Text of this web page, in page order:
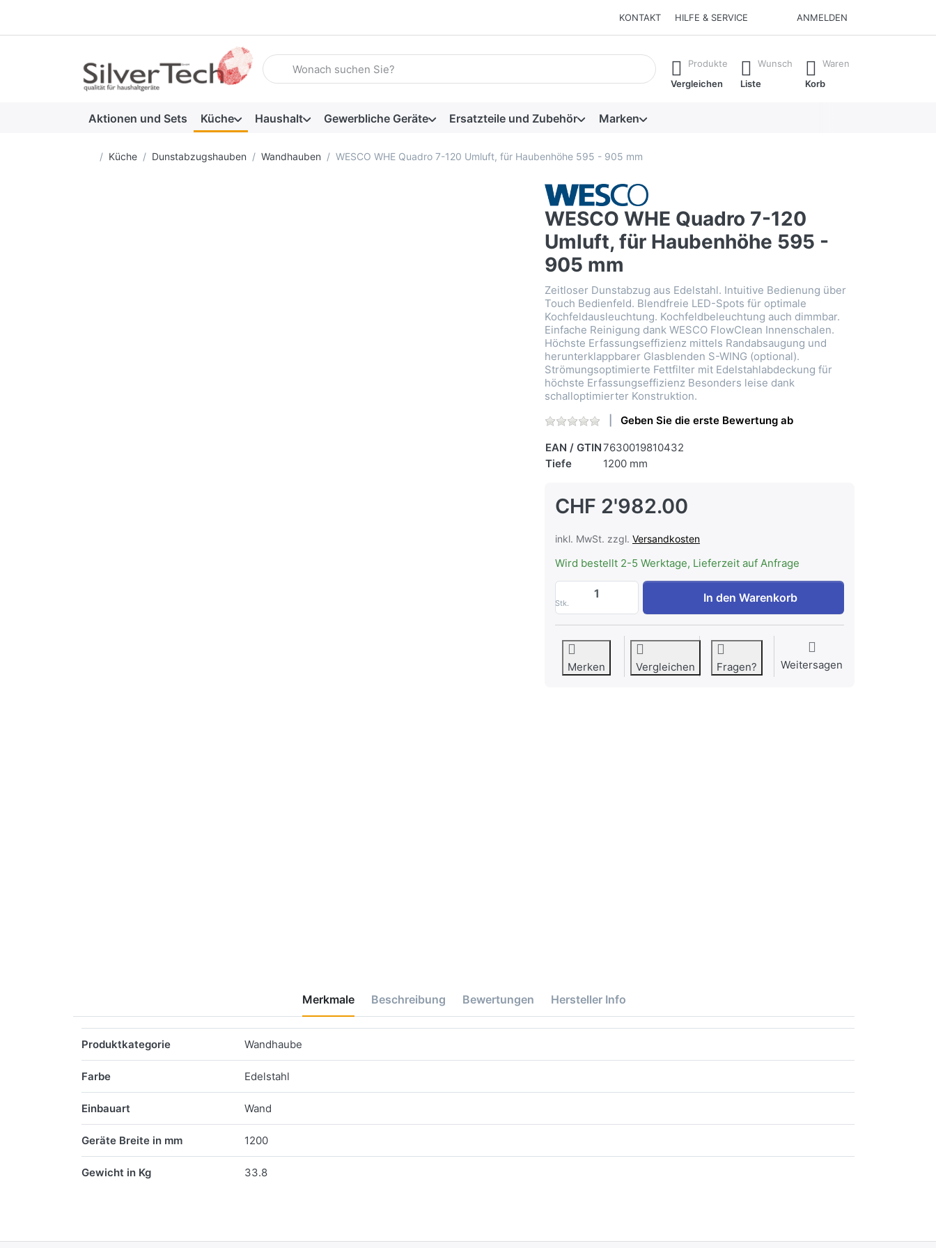
KONTAKT HILFE & SERVICE ANMELDEN
Geben Sie einen Suchbegriff ein. Während Sie tippen, erscheinen automatisch erste Ergebnisse. Drücken Sie die Eingabetaste, um alle
Produkte
Vergleichen
Wunsch
Liste
Waren
Korb
Aktionen und Sets Küche Haushalt Gewerbliche Geräte Ersatzteile und Zubehör Marken
Startseite
Küche Dunstabzugshauben Wandhauben WESCO WHE Quadro 7-120 Umluft, für Haubenhöhe 595 - 905 mm
WESCO WHE Quadro 7-120
Umluft, für Haubenhöhe 595 -
905 mm
Zeitloser Dunstabzug aus Edelstahl. Intuitive Bedienung über
Touch Bedienfeld. Blendfreie LED-Spots für optimale
Kochfeldausleuchtung. Kochfeldbeleuchtung auch dimmbar.
Einfache Reinigung dank WESCO FlowClean Innenschalen.
Höchste Erfassungseffizienz mittels Randabsaugung und
herunterklappbarer Glasblenden S-WING (optional).
Strömungsoptimierte Fettfilter mit Edelstahlabdeckung für
höchste Erfassungseffizienz Besonders leise dank
schalloptimierter Konstruktion.
Geben Sie die erste Bewertung ab
EAN / GTIN7630019810432
Tiefe
1200 mm
CHF 2'982.00
inkl. MwSt. zzgl. Versandkosten
Wird bestellt 2-5 Werktage, Lieferzeit auf Anfrage
Stk.
WESCO WHE Quadro 7-120 Umluft, für Haubenhöhe 595 -
In den Warenkorb
Merken Vergleichen Fragen? Weitersagen
Merkmale Beschreibung Bewertungen Hersteller Info
Produktkategorie Wandhaube
Farbe Edelstahl
Einbauart Wand
Geräte Breite in mm 1200
Gewicht in Kg 33.8